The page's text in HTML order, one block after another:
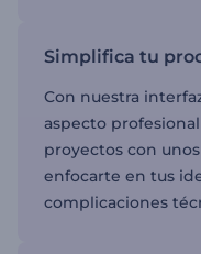
Simplifica tu
Con nuestra
aspecto
proyectos con
enfocarte en tus
complicaciones